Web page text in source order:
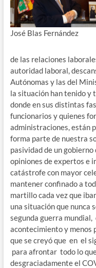
José Blas Fernández
de las relaciones
autoridad laboral,
Autónomas y las del
la situación han tenido y
donde en sus distintas
funcionarios y quienes
administraciones, están
forma parte de nuestra
pasividad de un
opiniones de expertos e
catástrofe con mayor
mantener confinado a
martillo cada vez que
una situación que nunca
segunda guerra
acontecimiento y menos
que se creyó que en el
para afrontar todo lo
desgraciadamente el